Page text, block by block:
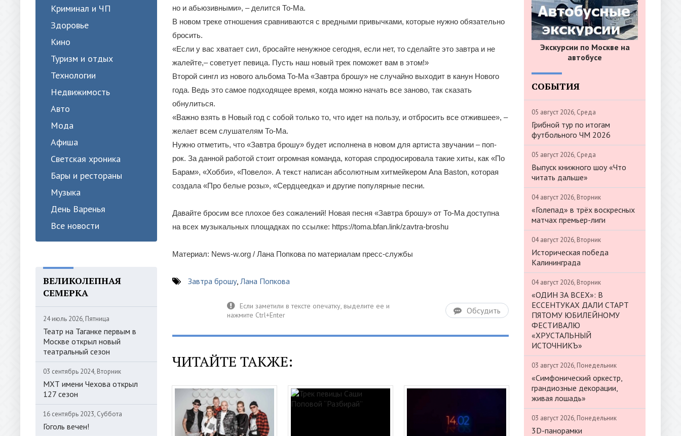
Криминал и ЧП
Здоровье
Кино
Туризм и отдых
Технологии
Недвижимость
Авто
Мода
Афиша
Светская хроника
Бары и рестораны
Музыка
День Варенья
Все новости
ВЕЛИКОЛЕПНАЯ
СЕМЕРКА
24 июль 2026, Пятница
Театр на Таганке первым в
Москве открыл новый
театральный сезон
03 сентябрь 2024, Вторник
МХТ имени Чехова открыл
127 сезон
16 сентябрь 2023, Суббота
Гоголь вечен!
но и абьюзивными», – делится То-Мa.
В новом треке отношения сравниваются с вредными привычками, которые нужно обязательно
бросить.
«Если у вас хватает сил, бросайте ненужное сегодня, если нет, то сделайте это завтра и не
жалейте,– советует певица. Пусть наш новый трек поможет вам в этом!»
Второй сингл из нового альбома То-Мa «Завтра брошу» не случайно выходит в канун Нового
года. Ведь это самое подходящее время, когда можно начать все заново, так сказать
обнулиться.
«Важно взять в Новый год с собой только то, что идет на пользу, и отбросить все отжившее», –
желает всем слушателям То-Мa.
Нужно отметить, что «Завтра брошу» будет исполнена в новом для артиста звучании – поп-
рок. За данной работой стоит огромная команда, которая спродюсировала такие хиты, как «По
Барам», «Хобби», «Повело». А текст написан абсолютным хитмейкером Ana Baston, которая
создала «Про белые розы», «Сердцеедка» и другие популярные песни.
Давайте бросим все плохое без сожалений! Новая песня «Завтра брошу» от То-Мa доступна
на всех музыкальных площадках по ссылке: https://toma.bfan.link/zavtra-broshu
Материал: News-w.org / Лана Попкова по материалам пресс-службы
Завтра брошу, Лана Попкова
Обсудить
ЧИТАЙТЕ ТАКЖЕ:
Экскурсии по Москве на
автобусе
СОБЫТИЯ
05 август 2026, Среда
Грибной тур по итогам
футбольного ЧМ 2026
05 август 2026, Среда
Выпуск книжного шоу «Что
читать дальше»
04 август 2026, Вторник
«Голепад» в трёх воскресных
матчах премьер-лиги
04 август 2026, Вторник
Историческая победа
Калининграда
04 август 2026, Вторник
«ОДИН ЗА ВСЕХ»: В
ЕССЕНТУКАХ ДАЛИ СТАРТ
ПЯТОМУ ЮБИЛЕЙНОМУ
ФЕСТИВАЛЮ
«ХРУСТАЛЬНЫЙ
ИСТОЧНИКЪ»
03 август 2026, Понедельник
«Симфонический оркестр,
грандиозные декорации,
живая лошадь»
03 август 2026, Понедельник
3D-панорамки